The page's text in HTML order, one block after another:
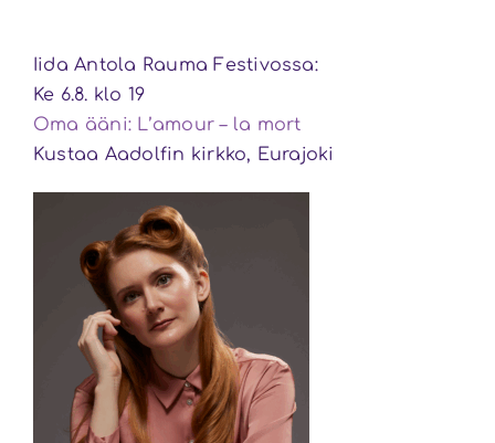
Iida Antola Rauma Festivossa:
Ke 6.8. klo 19
Oma ääni: L’amour – la mort
Kustaa Aadolfin kirkko, Eurajoki